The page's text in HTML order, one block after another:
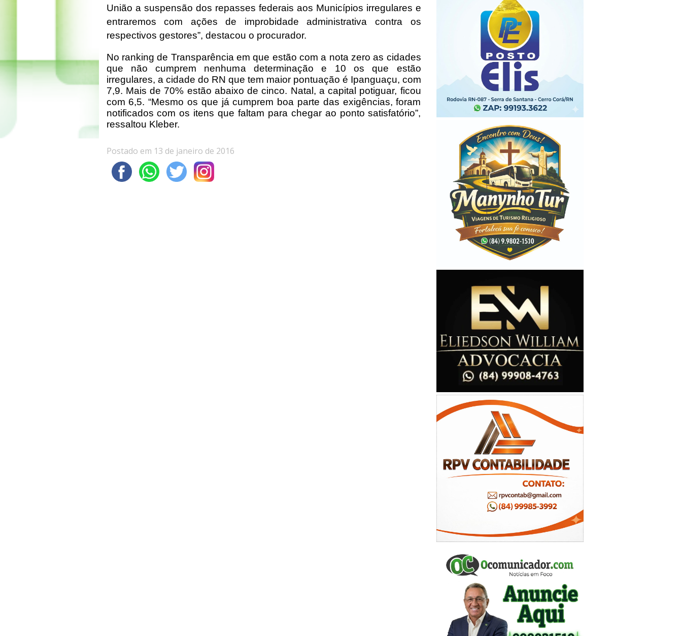
União a suspensão dos repasses federais aos Municípios irregulares e
entraremos com ações de improbidade administrativa contra os
respectivos gestores”, destacou o procurador.
No ranking de Transparência em que estão com a nota zero as cidades
que não cumprem nenhuma determinação e 10 os que estão
irregulares, a cidade do RN que tem maior pontuação é Ipanguaçu, com
7,9. Mais de 70% estão abaixo de cinco. Natal, a capital potiguar, ficou
com 6,5. “Mesmo os que já cumprem boa parte das exigências, foram
notificados com os itens que faltam para chegar ao ponto satisfatório”,
ressaltou Kleber.
Postado em 13 de janeiro de 2016